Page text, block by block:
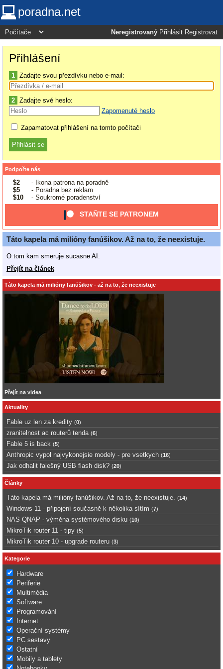
poradna.net
Neregistrovaný Přihlásit Registrovat
Přihlášení
1 Zadajte svou přezdívku nebo e-mail:
2 Zadajte své heslo:
Zapomenuté heslo
Zapamatovat přihlášení na tomto počítači
Podpořte nás
$2
- Ikona patrona na poradně
$5
- Poradna bez reklam
$10
- Soukromé poradenství
STAŇTE SE PATRONEM
Táto kapela má milióny fanúšikov. Až na to, že neexistuje.
O tom kam smeruje sucasne AI.
Přejít na článek
Táto kapela má milióny fanúšikov - až na to, že neexistuje
Přejít na videa
Aktuality
Fable uz len za kredity (0)
zranitelnost ac routerů tenda (6)
Fable 5 is back (5)
Anthropic vypol najvykonejsie modely - pre vsetkych (16)
Jak odhalit falešný USB flash disk? (20)
Články
Táto kapela má milióny fanúšikov. Až na to, že neexistuje. (14)
Windows 11 - připojení současně k několika sítím (7)
NAS QNAP - výměna systémového disku (10)
MikroTik router 11 - tipy (5)
MikroTik router 10 - upgrade routeru (3)
Kategorie
Hardware
Periferie
Multimédia
Software
Programování
Internet
Operační systémy
PC sestavy
Ostatní
Mobily a tablety